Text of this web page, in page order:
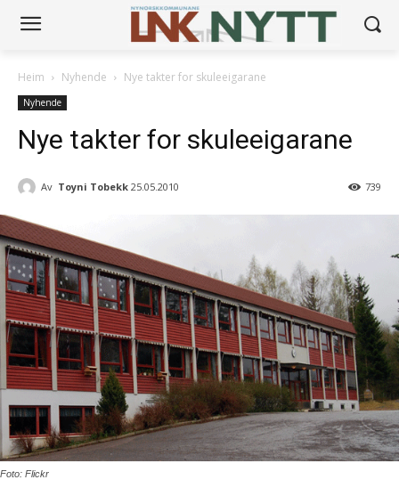
Heim Nyhende Nye takter for skuleeigarane
Nyhende
Nye takter for skuleeigarane
Av Toyni Tobekk 25.05.2010 739
Foto: Flickr